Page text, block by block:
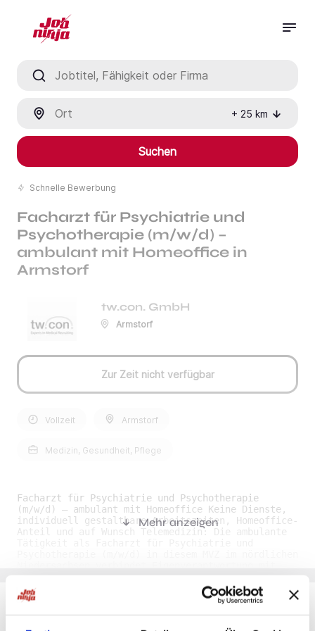
+ 25 km
Suchen
Schnelle Bewerbung
Facharzt für Psychiatrie und
Psychotherapie (m/w/d) –
ambulant mit Homeoffice in
Armstorf
tw.con. GmbH
Armstorf
Zur Zeit nicht verfügbar
Vollzeit Armstorf
Medizin, Gesundheit, Pflege
Facharzt für Psychiatrie und Psychotherapie
(m/w/d) – ambulant mit Homeoffice Keine Dienste,
individuell gestaltbare Arbeitszeiten, Homeoffice-
Anteil und auf Wunsch Telemedizin: Die ambulante
Flexibilität – für eine ausgezeichnete
Vereinbarkeit von Beruf und Privatleben. (JOB-ID:
103789) Stellenbeschreibung: • Position: Facharzt
Mehr anzeigen